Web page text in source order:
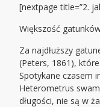
[nextpage title=”2.
Większość
Za najdłuższy
(Peters, 1861),
Spotykane czasem
Heterometrus
długości, nie są w